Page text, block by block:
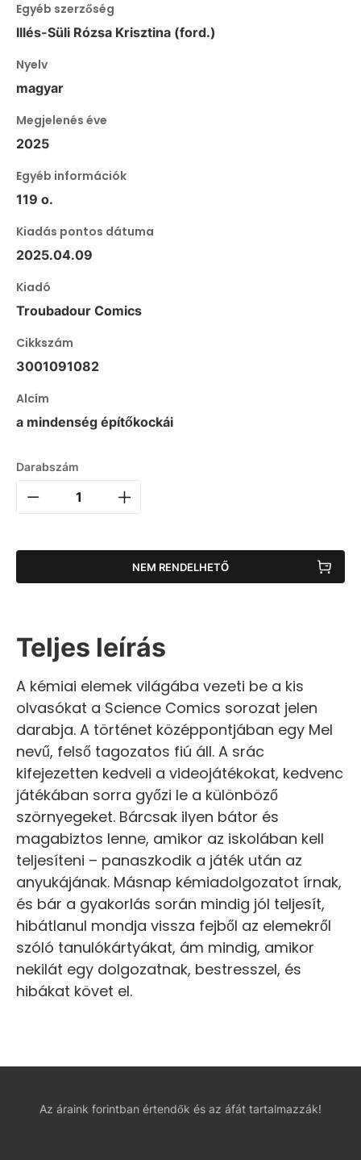
Egyéb szerzőség
Illés-Süli Rózsa Krisztina (ford.)
Nyelv
magyar
Megjelenés éve
2025
Egyéb információk
119 o.
Kiadás pontos dátuma
2025.04.09
Kiadó
Troubadour Comics
Cikkszám
3001091082
Alcím
a mindenség építőkockái
Darabszám
NEM RENDELHETŐ
Teljes leírás
A kémiai elemek világába vezeti be a kis
olvasókat a Science Comics sorozat jelen
darabja. A történet középpontjában egy Mel
nevű, felső tagozatos fiú áll. A srác
kifejezetten kedveli a videojátékokat, kedvenc
játékában sorra győzi le a különböző
szörnyegeket. Bárcsak ilyen bátor és
magabiztos lenne, amikor az iskolában kell
teljesíteni – panaszkodik a játék után az
anyukájának. Másnap kémiadolgozatot írnak,
és bár a gyakorlás során mindig jól teljesít,
hibátlanul mondja vissza fejből az elemekről
szóló tanulókártyákat, ám mindig, amikor
nekilát egy dolgozatnak, bestresszel, és
hibákat követ el.
Az áraink forintban értendők és az áfát tartalmazzák!